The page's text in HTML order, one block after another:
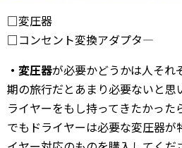
□変圧器
□コンセント変換アダプタ―
・変圧器が必要かどうかは人それ
期の旅行だとあまり必要ないと思
ライヤーをもし持ってきたかった
でもドライヤーは必要な変圧器が